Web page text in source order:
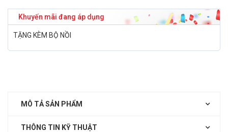
Khuyến mãi đang áp dụng
TẶNG KÈM BỘ NỒI
MÔ TẢ SẢN PHẨM
THÔNG TIN KỸ THUẬT